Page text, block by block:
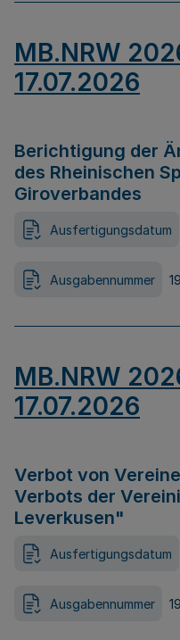
MB.NRW
17.07.2026
Berichtigung der
des Rheinischen
Giroverbandes
Ausfertigungsdatum
Ausgabennummer
MB.NRW
17.07.2026
Verbot von
Verbots der
Leverkusen"
Ausfertigungsdatum
Ausgabennummer